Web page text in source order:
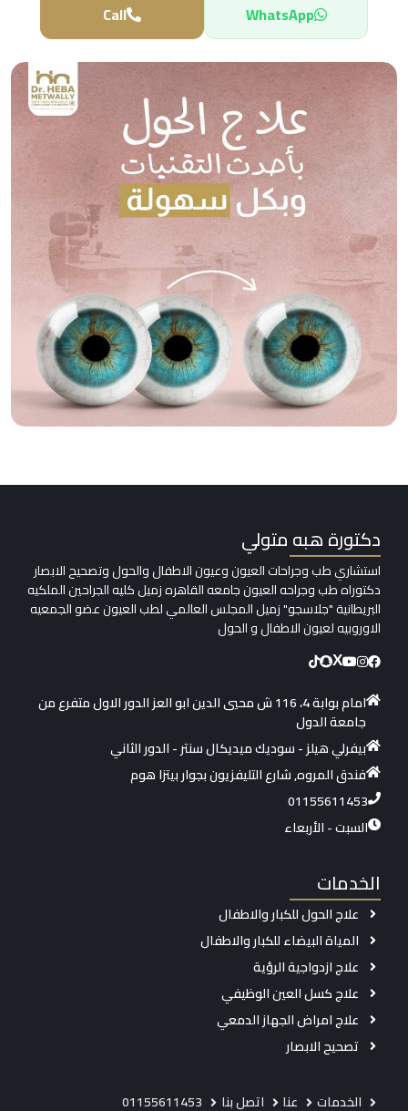
WhatsApp
Call
دكتورة هبه متولي
استشاري طب وجراحات العيون وعيون الاطفال والحول وتصحيح الابصار
دكتوراه طب وجراحه العيون جامعه القاهره زميل كليه الجراحين الملكيه
البريطانية "جلاسجو" زميل المجلس العالمي لطب العيون عضو الجمعيه
الاوروبيه لعيون الاطفال و الحول
X
امام بوابة 4، 116 ش محيي الدين ابو العز الدور الاول متفرع من
جامعة الدول
بيفرلي هيلز - سوديك ميديكال سنتر - الدور الثاني
فندق المروه, شارع التليفزيون بجوار بيتزا هوم
01155611453
السبت - الأربعاء
الخدمات
علاج الحول للكبار والاطفال
المياة البيضاء للكبار والاطفال
علاج ازدواجية الرؤية
علاج كسل العين الوظيفي
علاج امراض الجهاز الدمعي
تصحيح الابصار
الخدمات عنا اتصل بنا 01155611453